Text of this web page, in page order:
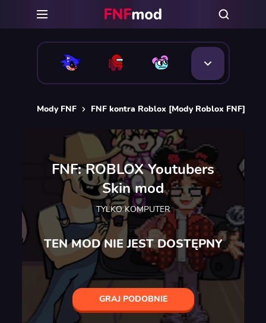
Mody FNF FNF kontra Roblox [Mody Roblox FNF]
FNF: ROBLOX Youtubers
Skin mod
TYLKO KOMPUTER
TEN MOD NIE JEST DOSTĘPNY
GRAJ PODOBNIE